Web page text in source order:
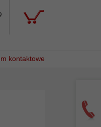
kontaktowe